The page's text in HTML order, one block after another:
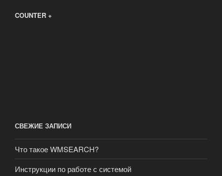
COUNTER +
СВЕЖИЕ ЗАПИСИ
Что такое WMSEARCH?
Инструкции по работе с системой